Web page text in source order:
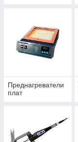
Преднагреватели
плат